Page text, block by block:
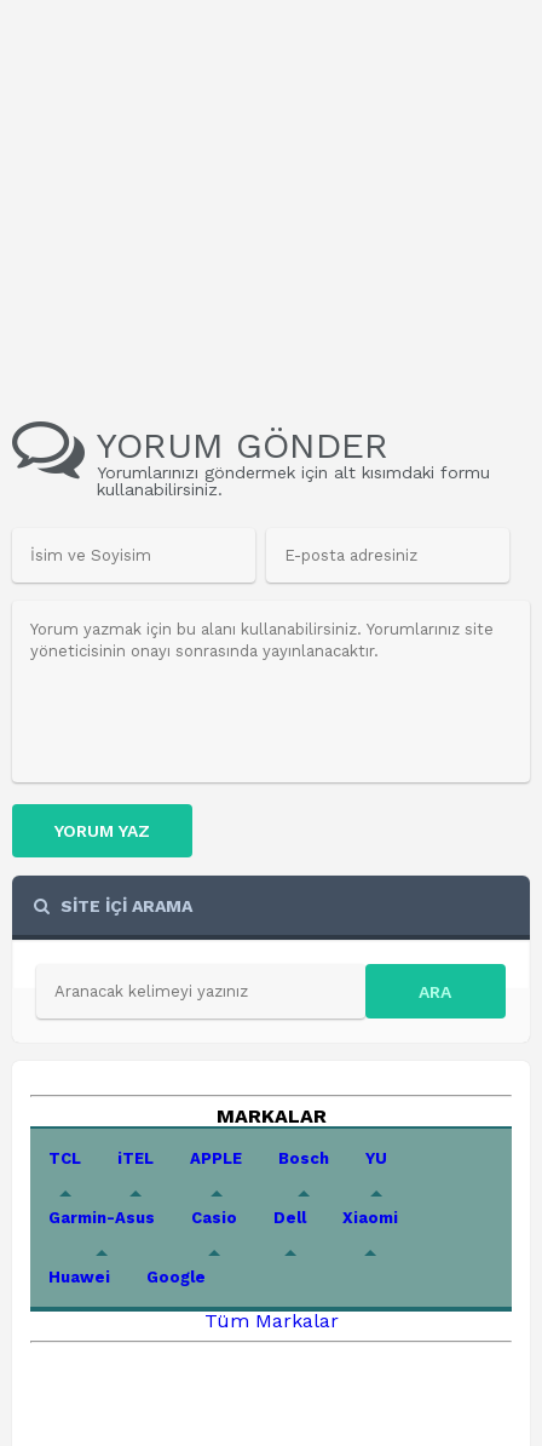
YORUM GÖNDER
Yorumlarınızı göndermek için alt kısımdaki formu
kullanabilirsiniz.
YORUM YAZ
SİTE İÇİ ARAMA
ARA
MARKALAR
TCL iTEL APPLE Bosch YU
Garmin-Asus Casio Dell Xiaomi
Huawei Google
Tüm Markalar